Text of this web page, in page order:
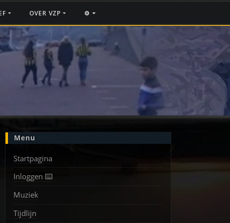
OVER VZP ⚙️
Menu
Startpagina
Inloggen ⌨️
Muziek
Tijdlijn